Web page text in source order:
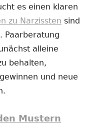
es einen klaren
zu Narzissten sind
Paarberatung
alleine
behalten,
und neue
Mustern